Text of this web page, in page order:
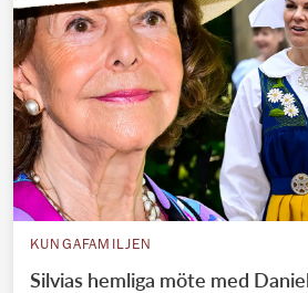
KUNGAFAMILJEN
Silvias hemliga möte med